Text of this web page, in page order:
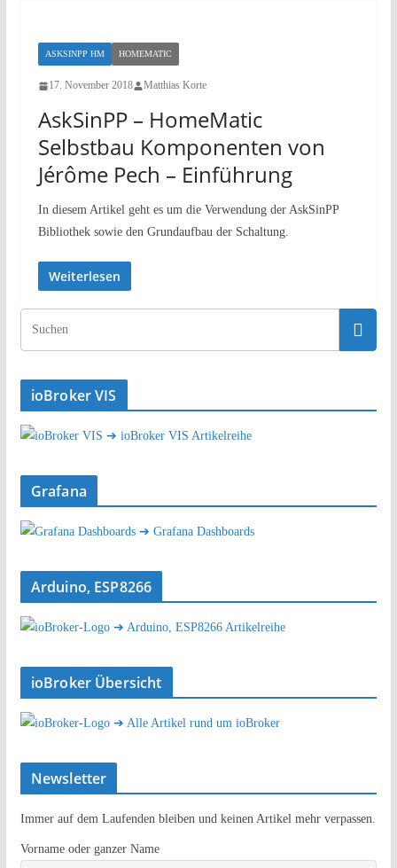
ASKSINPP HM HOMEMATIC
17. November 2018 Matthias Korte
AskSinPP – HomeMatic
Selbstbau Komponenten von
Jérôme Pech – Einführung
In diesem Artikel geht es um die Verwendung der AskSinPP
Bibliothek sowie den Grundaufbau der Schaltung.
Weiterlesen
ioBroker VIS
➔ ioBroker VIS Artikelreihe
Grafana
➔ Grafana Dashboards
Arduino, ESP8266
➔ Arduino, ESP8266 Artikelreihe
ioBroker Übersicht
➔ Alle Artikel rund um ioBroker
Newsletter
Immer auf dem Laufenden bleiben und keinen Artikel mehr verpassen.
Vorname oder ganzer Name